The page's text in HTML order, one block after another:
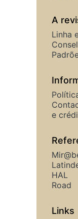
A
Linha
e
HAL
Road
Links